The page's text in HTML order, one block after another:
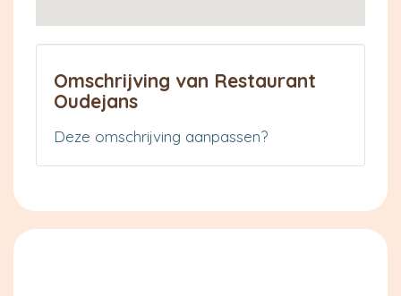
Omschrijving van Restaurant
Oudejans
Deze omschrijving aanpassen?